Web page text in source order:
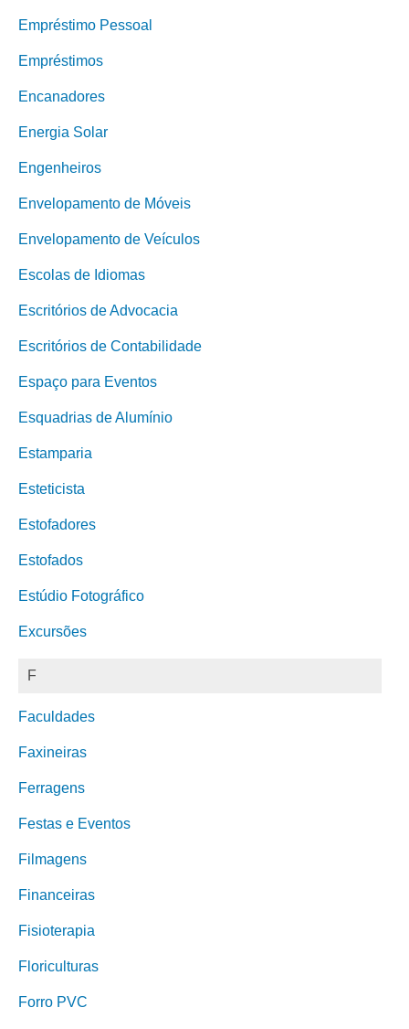
Empréstimo Pessoal
Empréstimos
Encanadores
Energia Solar
Engenheiros
Envelopamento de Móveis
Envelopamento de Veículos
Escolas de Idiomas
Escritórios de Advocacia
Escritórios de Contabilidade
Espaço para Eventos
Esquadrias de Alumínio
Estamparia
Esteticista
Estofadores
Estofados
Estúdio Fotográfico
Excursões
F
Faculdades
Faxineiras
Ferragens
Festas e Eventos
Filmagens
Financeiras
Fisioterapia
Floriculturas
Forro PVC